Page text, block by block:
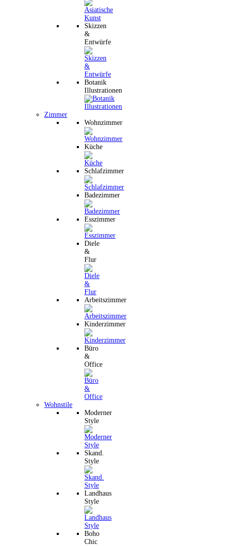
Skizzen
&
Entwürfe
Botanik
Illustrationen
Zimmer
Wohnzimmer
Küche
Schlafzimmer
Badezimmer
Esszimmer
Diele
&
Flur
Arbeitszimmer
Kinderzimmer
Büro
&
Office
Wohnstile
Moderner
Style
Skand.
Style
Landhaus
Style
Boho
Chic